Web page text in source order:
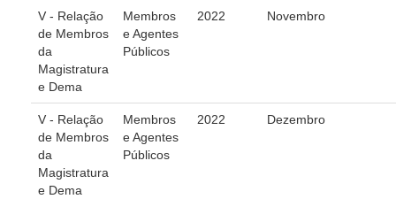
Comissão de Uniformização de Jurisprudência
Comitê de Gestão de Pessoas
Comissão de Vitaliciamento
Comitê de Atenção Integral à Saúde de Magistrados e
Comitê de Segurança Permanente
V - Relação
de Membros
da
Magistratura
e Dema
Membros
e Agentes
Públicos
2022 Novembro
V - Relação
de Membros
da
Magistratura
e Dema
Membros
e Agentes
Públicos
2022 Dezembro